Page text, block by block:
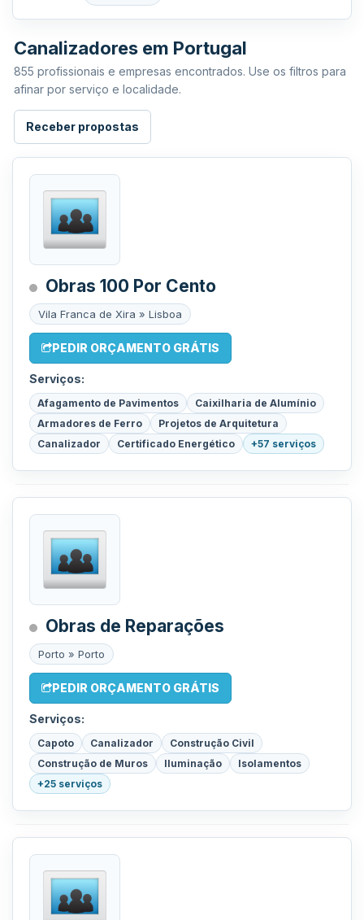
Canalizadores em Portugal
855 profissionais e empresas encontrados. Use os filtros para
afinar por serviço e localidade.
Receber propostas
Obras 100 Por Cento
Vila Franca de Xira » Lisboa
PEDIR ORÇAMENTO GRÁTIS
Serviços:
Afagamento de Pavimentos
Caixilharia de Alumínio
Armadores de Ferro
Projetos de Arquitetura
Canalizador
Certificado Energético +57 serviços
Obras de Reparações
Porto » Porto
PEDIR ORÇAMENTO GRÁTIS
Serviços:
Capoto Canalizador
Construção Civil
Construção de Muros
Iluminação
Isolamentos
+25 serviços